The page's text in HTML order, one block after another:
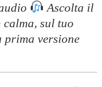
Ascolta il
sul tuo
prima versione